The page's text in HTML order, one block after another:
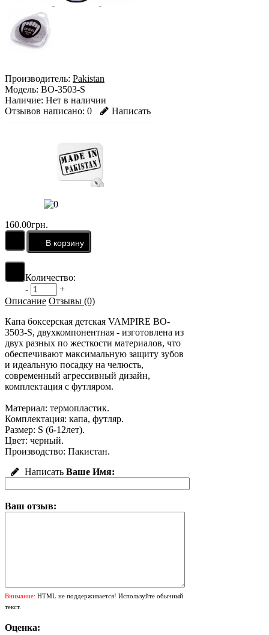
Производитель: Pakistan
Модель: BO-3503-S
Наличие: Нет в наличии
Отзывов написано: 0 Написать
160.00грн.
Количество:
-
+
Описание Отзывы (0)
Капа боксерская детская VAMPIRE BO-
3503-S, двухкомпонентная - изготовлена из
двух разных по жесткости материалов, что
обеспечивают максимальную защиту зубов
и идеальную посадку на челюсть,
современный агрессивный дизайн,
комплектация с футляром.
Материал: термопластик.
Комплектация: капа, футляр.
Размер: S (6-12лет).
Цвет: черный.
Производство: Пакистан.
Написать Ваше Имя:
Ваш отзыв:
Внимание: HTML не поддерживается! Используйте обычный
текст.
Оценка: